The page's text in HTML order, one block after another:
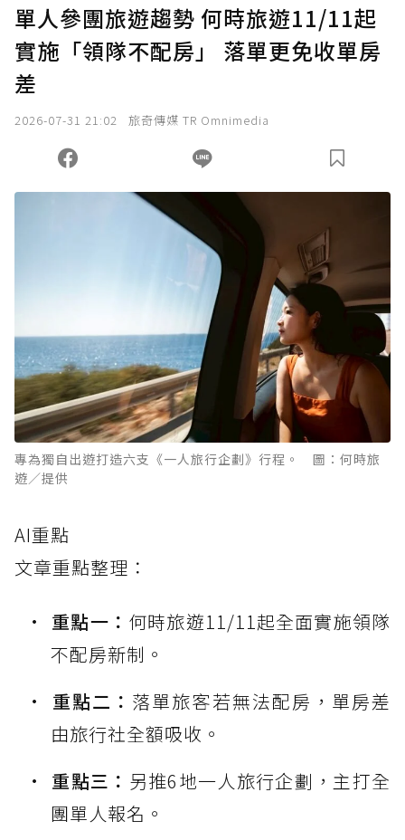
單人參團旅遊趨勢 何時旅遊11/11起
實施「領隊不配房」 落單更免收單房
差
2026-07-31 21:02 旅奇傳媒 TR Omnimedia
專為獨自出遊打造六支《一人旅行企劃》行程。 圖：何時旅
遊／提供
AI重點
文章重點整理：
重點一： 何時旅遊11/11起全面實施領隊
不配房新制。
重點二： 落單旅客若無法配房，單房差
由旅行社全額吸收。
重點三： 另推6地一人旅行企劃，主打全
團單人報名。